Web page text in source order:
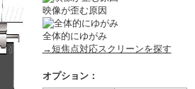
映像が歪む原因
全体的にゆがみ
→短焦点対応スクリーンを探す
オプション：